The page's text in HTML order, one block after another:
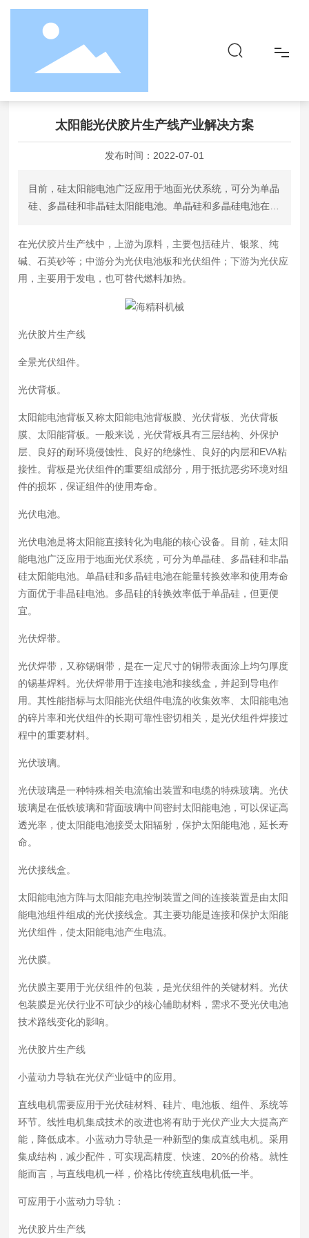
品牌&产品
资讯
首页 新闻动态 行业资讯
太阳能光伏胶片生产线产业解决方案
发布时间： 2022-07-01
目前，硅太阳能电池广泛应用于地面光伏系统，可分为单晶
硅、多晶硅和非晶硅太阳能电池。单晶硅和多晶硅电池在能
阵与太阳能充电控制装置之间的连接装置是由太阳能电池组
件组成的光伏胶片生产线。
在光伏胶片生产线中，上游为原料，主要包括硅片、银浆、纯
碱、石英砂等；中游分为光伏电池板和光伏组件；下游为光伏应
用，主要用于发电，也可替代燃料加热。
光伏胶片生产线
全景光伏组件。
光伏背板。
太阳能电池背板又称太阳能电池背板膜、光伏背板、光伏背板
膜、太阳能背板。一般来说，光伏背板具有三层结构、外保护
层、良好的耐环境侵蚀性、良好的绝缘性、良好的内层和EVA粘
接性。背板是光伏组件的重要组成部分，用于抵抗恶劣环境对组
件的损坏，保证组件的使用寿命。
光伏电池。
光伏电池是将太阳能直接转化为电能的核心设备。目前，硅太阳
能电池广泛应用于地面光伏系统，可分为单晶硅、多晶硅和非晶
硅太阳能电池。单晶硅和多晶硅电池在能量转换效率和使用寿命
方面优于非晶硅电池。多晶硅的转换效率低于单晶硅，但更便
宜。
光伏焊带。
光伏焊带，又称锡铜带，是在一定尺寸的铜带表面涂上均匀厚度
的锡基焊料。光伏焊带用于连接电池和接线盒，并起到导电作
用。其性能指标与太阳能光伏组件电流的收集效率、太阳能电池
的碎片率和光伏组件的长期可靠性密切相关，是光伏组件焊接过
程中的重要材料。
光伏玻璃。
光伏玻璃是一种特殊相关电流输出装置和电缆的特殊玻璃。光伏
玻璃是在低铁玻璃和背面玻璃中间密封太阳能电池，可以保证高
透光率，使太阳能电池接受太阳辐射，保护太阳能电池，延长寿
命。
光伏接线盒。
太阳能电池方阵与太阳能充电控制装置之间的连接装置是由太阳
能电池组件组成的光伏接线盒。其主要功能是连接和保护太阳能
光伏组件，使太阳能电池产生电流。
光伏膜。
光伏膜主要用于光伏组件的包装，是光伏组件的关键材料。光伏
包装膜是光伏行业不可缺少的核心辅助材料，需求不受光伏电池
技术路线变化的影响。
光伏胶片生产线
小蓝动力导轨在光伏产业链中的应用。
直线电机需要应用于光伏硅材料、硅片、电池板、组件、系统等
环节。线性电机集成技术的改进也将有助于光伏产业大大提高产
能，降低成本。小蓝动力导轨是一种新型的集成直线电机。采用
集成结构，减少配件，可实现高精度、快速、20%的价格。就性
能而言，与直线电机一样，价格比传统直线电机低一半。
可应用于小蓝动力导轨：
光伏胶片生产线